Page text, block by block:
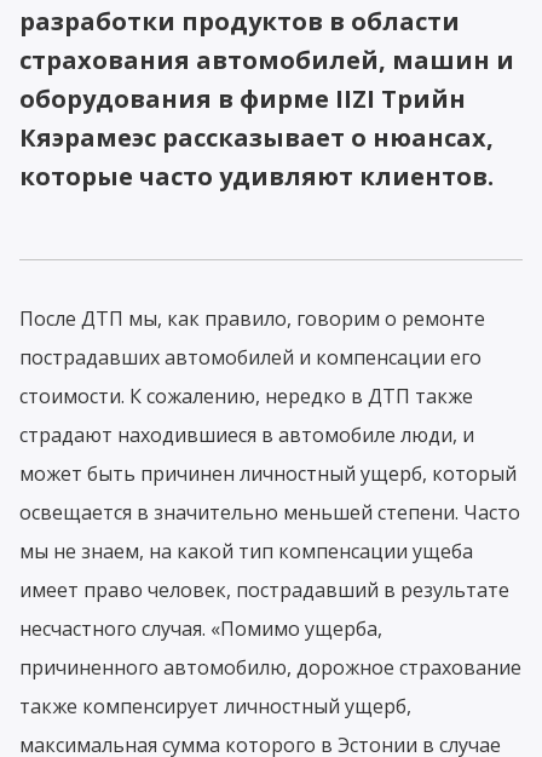
разработки продуктов в области
страхования автомобилей, машин и
оборудования в фирме IIZI Трийн
Кяэрамеэс рассказывает о нюансах,
которые часто удивляют клиентов.
После ДТП мы, как правило, говорим о ремонте
пострадавших автомобилей и компенсации его
стоимости. К сожалению, нередко в ДТП также
страдают находившиеся в автомобиле люди, и
может быть причинен личностный ущерб, который
освещается в значительно меньшей степени. Часто
мы не знаем, на какой тип компенсации ущеба
имеет право человек, пострадавший в результате
несчастного случая. «Помимо ущерба,
причиненного автомобилю, дорожное страхование
также компенсирует личностный ущерб,
максимальная сумма которого в Эстонии в случае